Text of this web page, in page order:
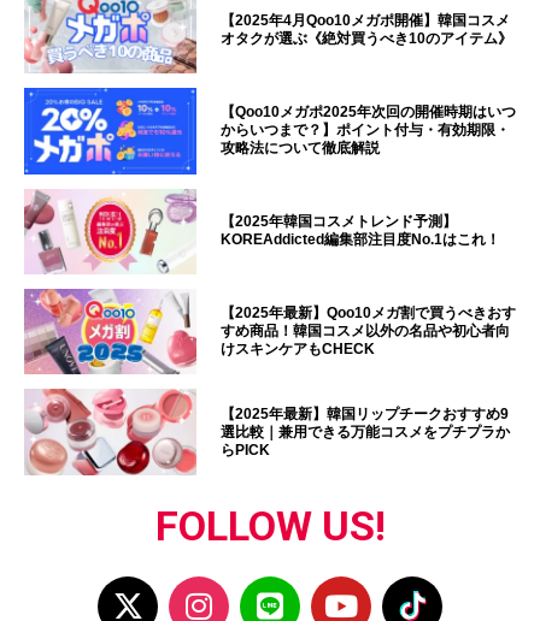
【2025年4月Qoo10メガポ開催】韓国コスメ
オタクが選ぶ《絶対買うべき10のアイテム》
【Qoo10メガポ2025年次回の開催時期はいつ
からいつまで？】ポイント付与・有効期限・
攻略法について徹底解説
【2025年韓国コスメトレンド予測】
KOREAddicted編集部注目度No.1はこれ！
【2025年最新】Qoo10メガ割で買うべきおす
すめ商品！韓国コスメ以外の名品や初心者向
けスキンケアもCHECK
【2025年最新】韓国リップチークおすすめ9
選比較｜兼用できる万能コスメをプチプラか
らPICK
FOLLOW US!